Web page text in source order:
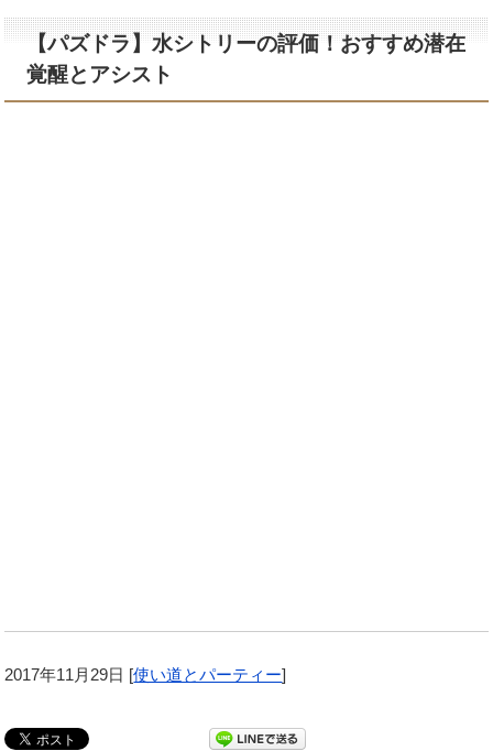
【パズドラ】水シトリーの評価！おすすめ潜在
覚醒とアシスト
2017年11月29日 [使い道とパーティー]